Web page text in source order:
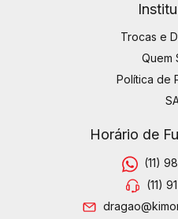
Trocas e
Quem
Política de
Horário de
(11)
(11)